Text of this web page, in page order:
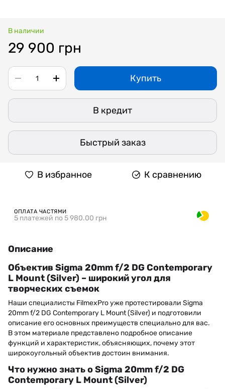
В наличии
29 900 грн
Купить
В кредит
Быстрый заказ
В избранное К сравнению
ОПЛАТА ЧАСТЯМИ
5 платежей по 5 980.00 грн
Описание
Объектив Sigma 20mm f/2 DG Contemporary
L Mount (Silver) – широкий угол для
творческих съемок
Наши специалисты FilmexPro уже протестировали Sigma
20mm f/2 DG Contemporary L Mount (Silver) и подготовили
описание его основных преимуществ специально для вас.
В этом материале представлено подробное описание
функций и характеристик, объясняющих, почему этот
широкоугольный объектив достоин внимания.
Что нужно знать о Sigma 20mm f/2 DG
Contemporary L Mount (Silver)